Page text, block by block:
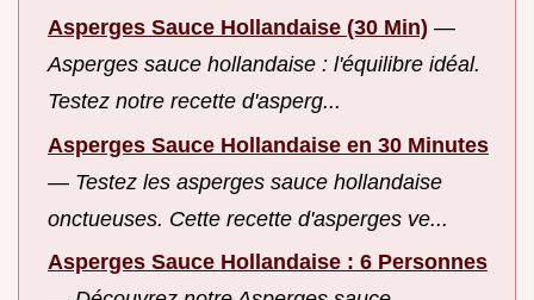
Asperges Sauce Hollandaise (30 Min) —
Asperges sauce hollandaise : l'équilibre idéal.
Testez notre recette d'asperg...
Asperges Sauce Hollandaise en 30 Minutes
— Testez les asperges sauce hollandaise
onctueuses. Cette recette d'asperges ve...
Asperges Sauce Hollandaise : 6 Personnes